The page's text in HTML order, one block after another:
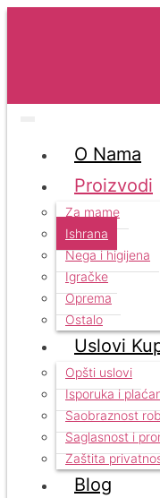
O Nama
Proizvodi
Za mame
Ishrana
Nega i higijena
Igračke
Oprema
Ostalo
Uslovi
Opšti uslovi
Isporuka i
Saobraznost
Saglasnost i
Zaštita
Blog